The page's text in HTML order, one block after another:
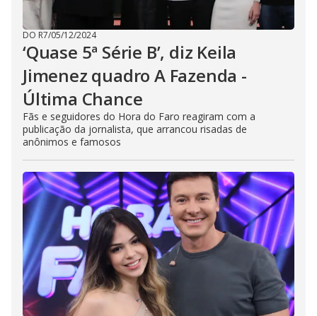
DO R7/05/12/2024
‘Quase 5ª Série B’, diz Keila
Jimenez quadro A Fazenda -
Última Chance
Fãs e seguidores do Hora do Faro reagiram com a
publicação da jornalista, que arrancou risadas de
anônimos e famosos